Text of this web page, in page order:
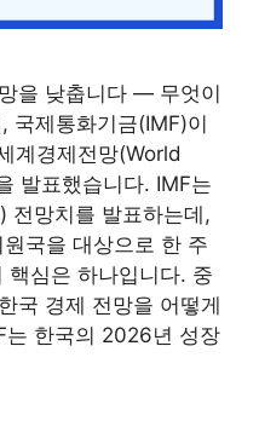
을 낮춥니다 — 무엇이
국제통화기금(IMF)이
계경제전망(World
발표했습니다. IMF는
전망치를 발표하는데,
국을 대상으로 한 주
핵심은 하나입니다. 중
국 경제 전망을 어떻게
는 한국의 2026년 성장